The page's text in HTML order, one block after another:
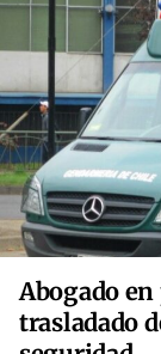
Abogado
trasladado